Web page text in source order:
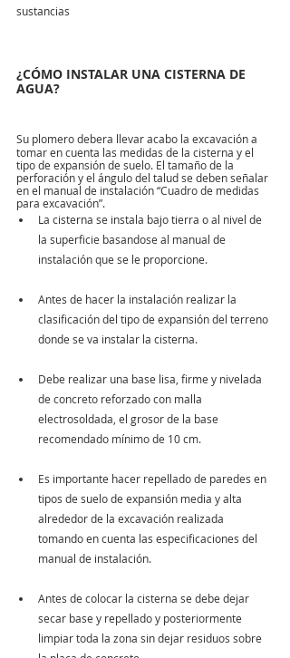
sustancias
¿CÓMO INSTALAR UNA CISTERNA DE
AGUA?
Su plomerodebera llevar acabo la excavación a
tomar en cuenta las medidas de la cisterna y el
tipo de expansión de suelo. El tamaño de la
perforación y el ángulo del talud se deben señalar
en el manual de instalación “Cuadro de medidas
para excavación”.
La cisterna se instala bajo tierra o al nivel de
la superficie basandose al manual de
instalación que se le proporcione.
Antes de hacer la instalación realizar la
clasificación del tipo de expansión del terreno
donde se va instalar la cisterna.
Debe realizar una base lisa, firme y nivelada
de concreto reforzado con malla
electrosoldada, el grosor de la base
recomendado mínimo de 10 cm.
Es importante hacer repellado de paredes en
tipos de suelo de expansión media y alta
alrededor de la excavación realizada
tomando en cuenta las especificaciones del
manual de instalación.
Antes de colocar la cisterna se debe dejar
secar base y repellado y posteriormente
limpiar toda la zona sin dejar residuos sobre